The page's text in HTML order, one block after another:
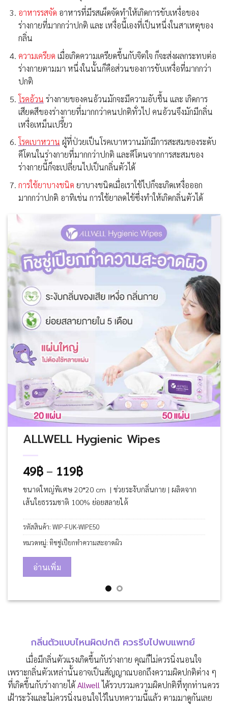
อาหารรสจัด อาหารที่มีรสเผ็ดจัดทำให้เกิดการขับเหงื่อของ
ร่างกายที่มากกว่าปกติ และ เหงื่อนี้เองที่เป็นหนึ่งในสาเหตุของ
กลิ่น
ความเครียด เมื่อเกิดความเครียดขึ้นกับจิตใจ ก็จะส่งผลกระทบต่อ
ร่างกายตามมา หนึ่งในนั้นก็คือส่วนของการขับเหงื่อที่มากกว่า
ปกติ
โรคอ้วน ร่างกายของคนอ้วนมักจะมีความอับชื้น และ เกิดการ
เสียดสีของร่างกายที่มากกว่าคนปกติทั่วไป คนอ้วนจึงมักมีกลิ่น
เหงื่อเหม็นเปรี้ยว
โรคเบาหวาน ผู้ที่ป่วยเป็นโรคเบาหวานมักมีการสะสมของระดับ
คีโตนในร่างกายที่มากกว่าปกติ และคีโตนจากการสะสมของ
ร่างกายนี้ก็จะเปลี่ยนไปเป็นกลิ่นตัวได้
การใช้ยาบางชนิด ยาบางชนิดเมื่อเราใช้ไปก็จะเกิดเหงื่อออก
มากกว่าปกติ อาทิเช่น การใช้ยาลดไข้ซึ่งทำให้เกิดกลิ่นตัวได้
ALLWELL Hygienic Wipes
49฿ – 119฿Price
49฿
through
119฿
ขนาดใหญ่พิเศษ 20*20 cm | ช่วยระงับกลิ่นกาย | ผลิตจาก
เส้นใยธรรมชาติ 100% ย่อยสลายได้
รหัสสินค้า: WIP-FUK-WIPE50
หมวดหมู่: ทิชชู่เปียกทำความสะอาดผิว
อ่านเพิ่ม
กลิ่นตัวแบบไหนผิดปกติ ควรรีบไปพบแพทย์
เมื่อมีกลิ่นตัวแรงเกิดขึ้นกับร่างกาย คุณก็ไม่ควรนิ่งนอนใจ
เพราะกลิ่นตัวเหล่านั้นอาจเป็นสัญญาณบอกถึงความผิดปกติต่าง ๆ
ที่เกิดขึ้นกับร่างกายได้Allwellได้รวบรวมความผิดปกติที่ทุกท่านควร
เฝ้าระวังและไม่ควรนิ่งนอนใจไว้ในบทความนี้แล้ว ตามมาดูกันเลย